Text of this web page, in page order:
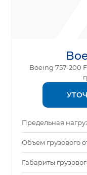
Boeing 757-200
Предельная
Объем грузового
Габариты